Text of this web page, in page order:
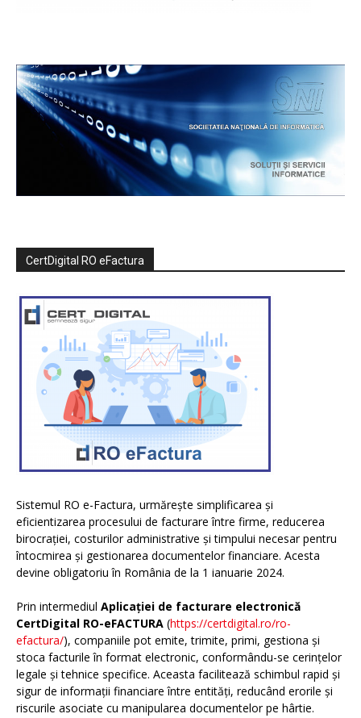
CertDigital RO eFactura
Sistemul RO e-Factura, urmărește simplificarea și
eficientizarea procesului de facturare între firme, reducerea
birocrației, costurilor administrative și timpului necesar pentru
întocmirea și gestionarea documentelor financiare. Acesta
devine obligatoriu în România de la 1 ianuarie 2024.
Prin intermediul Aplicației de facturare electronică
CertDigital RO-eFACTURA (https://certdigital.ro/ro-
efactura/), companiile pot emite, trimite, primi, gestiona și
stoca facturile în format electronic, conformându-se cerințelor
legale și tehnice specifice. Aceasta facilitează schimbul rapid și
sigur de informații financiare între entități, reducând erorile și
riscurile asociate cu manipularea documentelor pe hârtie.